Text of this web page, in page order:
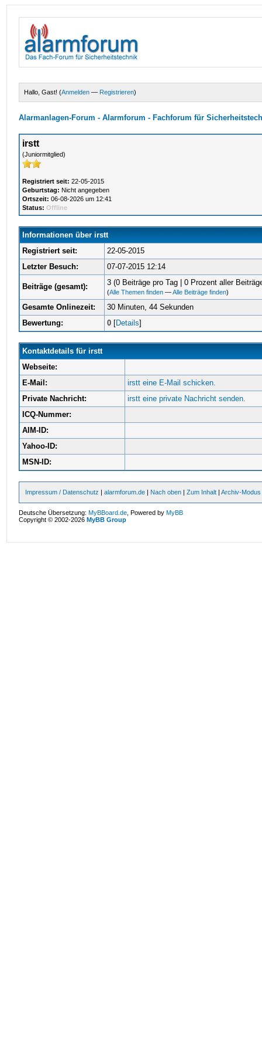
Hallo, Gast! (Anmelden — Registrieren)
Alarmanlagen-Forum - Alarmforum - Fachforum für
irstt
(Juniormitglied)
Registriert seit: 22-05-2015
Geburtstag: Nicht angegeben
Ortszeit: 06-08-2026 um 12:41
Status: Offline
Informationen über irstt
Registriert seit:
22-05-2015
Letzter Besuch:
07-07-2015 12:14
Beiträge (gesamt): 3 (0 Beiträge pro Tag | 0 Prozent aller
(Alle Themen finden —Alle Beiträge finden)
Gesamte Onlinezeit:
30 Minuten, 44 Sekunden
Bewertung:
0 [Details]
Kontaktdetails für irstt
Webseite:
E-Mail:
irstt eine E-Mail schicken.
Private Nachricht:
irstt eine private Nachricht senden.
ICQ-Nummer:
AIM-ID:
Yahoo-ID:
MSN-ID:
Impressum / Datenschutz |alarmforum.de | Nach oben |Zum Inhalt |Archiv-Modus
Deutsche Übersetzung:MyBBoard.de , Powered byMyBB
Copyright © 2002-2026MyBB Group